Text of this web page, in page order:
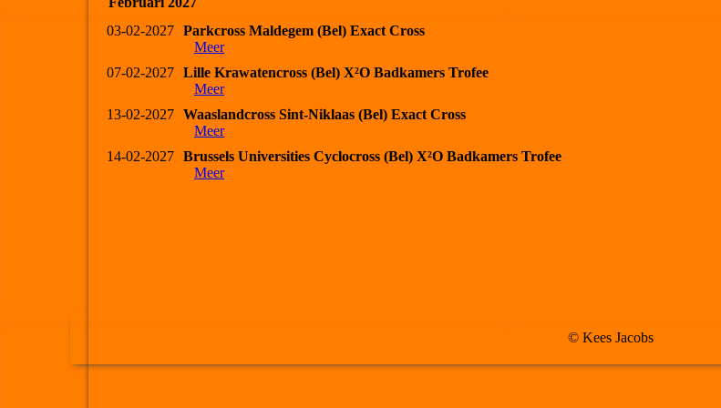
03-02-2027 Parkcross Maldegem (Bel) Exact Cross
Meer
07-02-2027 Lille Krawatencross (Bel) X²O Badkamers Trofee
Meer
13-02-2027 Waaslandcross Sint-Niklaas (Bel) Exact Cross
Meer
14-02-2027 Brussels Universities Cyclocross (Bel) X²O Badkamers Trofee
Meer
© Kees Jacobs